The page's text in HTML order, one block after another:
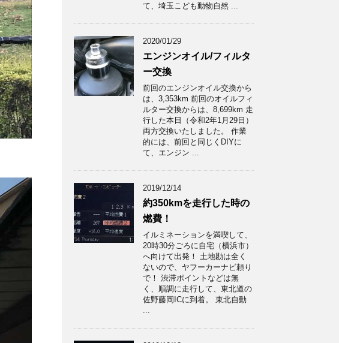
て、埼玉こども動物自然 ...
2020/01/29
エンジンオイル/フィルタ
ー交換
前回のエンジンオイル交換から
は、3,353km 前回のオイルフィ
ルター交換からは、8,699km 走
行した本日（令和2年1月29日）
両方交換いたしました。 作業
的には、前回と同じくDIYに
て、エンジン ...
2019/12/14
約350kmを走行した時の
燃費！
イルミネーションを満喫して、
20時30分ごろに自宅（横浜市）
へ向けて出発！ 土地勘は全く
ないので、ヤフーカーナビ頼り
で！ 渋滞ポイントなどは無
く、順調に走行して、東北道の
佐野藤岡ICに到着。 東北自動